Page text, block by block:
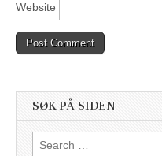
Website
SØK PÅ SIDEN
Search